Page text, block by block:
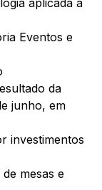
Eventos e
da
junho, em
investimentos
mesas e